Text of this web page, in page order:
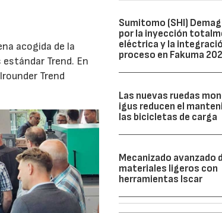
acogida de la
Trend. En
Trend
Sumitomo (SHI)
por la inyección
eléctrica y la
proceso en Fakuma
Las nuevas ruedas
igus reducen el
las bicicletas de carga
Mecanizado avanzado
materiales ligeros con
herramientas Iscar